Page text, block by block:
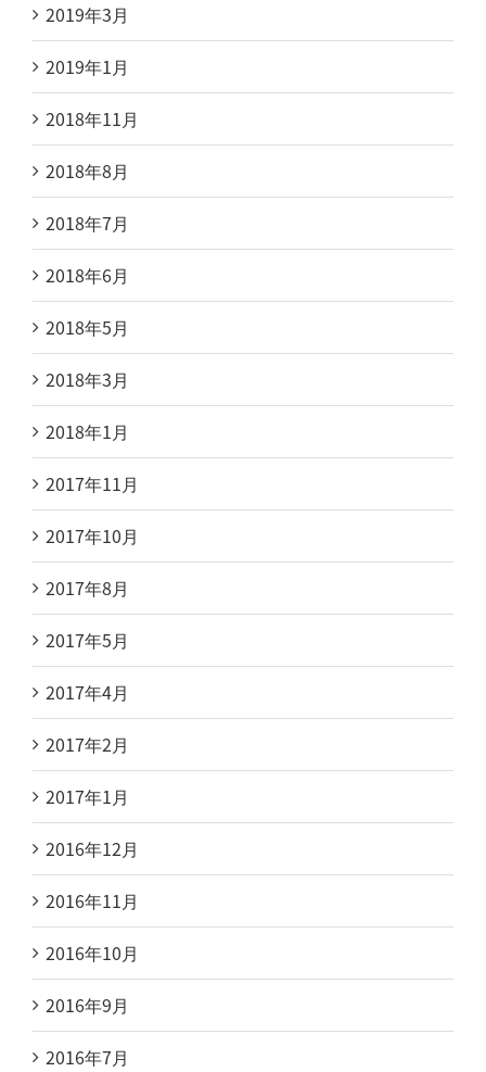
2019年3月
2019年1月
2018年11月
2018年8月
2018年7月
2018年6月
2018年5月
2018年3月
2018年1月
2017年11月
2017年10月
2017年8月
2017年5月
2017年4月
2017年2月
2017年1月
2016年12月
2016年11月
2016年10月
2016年9月
2016年7月